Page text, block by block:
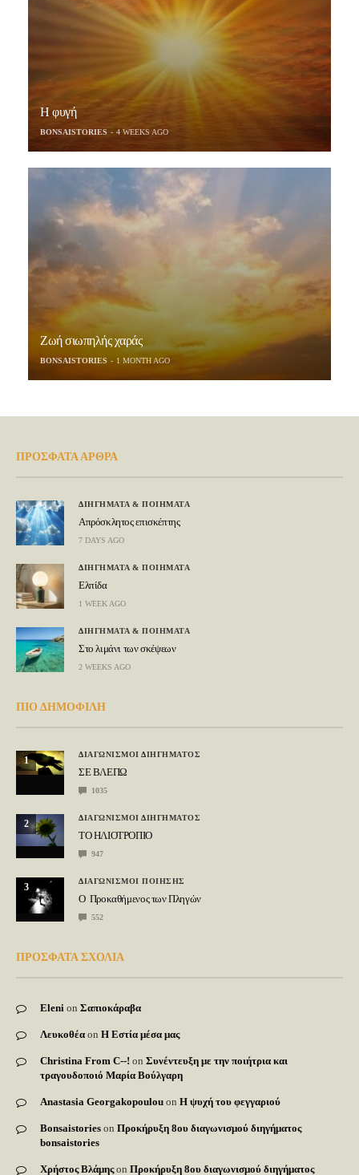
Η φυγή
BONSAISTORIES 4 WEEKS AGO
Ζωή σιωπηλής χαράς
BONSAISTORIES 1 MONTH AGO
ΠΡΟΣΦΑΤΑ ΑΡΘΡΑ
ΔΙΗΓΗΜΑΤΑ & ΠΟΙΗΜΑΤΑ
Απρόσκλητος επισκέπτης
7 DAYS AGO
ΔΙΗΓΗΜΑΤΑ & ΠΟΙΗΜΑΤΑ
Ελπίδα
1 WEEK AGO
ΔΙΗΓΗΜΑΤΑ & ΠΟΙΗΜΑΤΑ
Στο λιμάνι των σκέψεων
2 WEEKS AGO
ΠΙΟ ΔΗΜΟΦΙΛΗ
1
ΔΙΑΓΩΝΙΣΜΟΙ ΔΙΗΓΗΜΑΤΟΣ
ΣΕ ΒΛΕΠΩ
1035
2
ΔΙΑΓΩΝΙΣΜΟΙ ΔΙΗΓΗΜΑΤΟΣ
ΤΟ ΗΛΙΟΤΡΟΠΙΟ
947
3
ΔΙΑΓΩΝΙΣΜΟΙ ΠΟΙΗΣΗΣ
Ο Προκαθήμενος των Πληγών
552
ΠΡΟΣΦΑΤΑ ΣΧΟΛΙΑ
Eleni on Σαπιοκάραβα
Λευκοθέα on Η Εστία μέσα μας
Christina From C--! on Συνέντευξη με την ποιήτρια και
τραγουδοποιό Μαρία Βούλγαρη
Anastasia Georgakopoulou on Η ψυχή του φεγγαριού
Bonsaistories on Προκήρυξη 8ου διαγωνισμού διηγήματος
bonsaistories
Χρήστος Βλάμηςon Προκήρυξη 8ου διαγωνισμού διηγήματος